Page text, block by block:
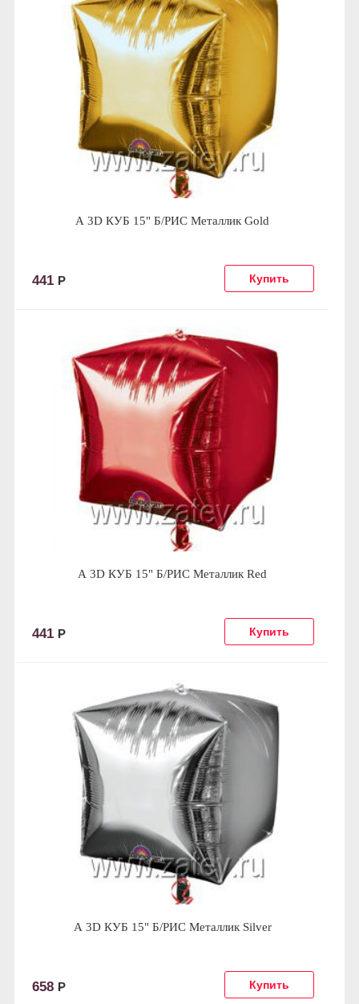
А 3D КУБ 15" Б/РИС Металлик Gold
441 Р
А 3D КУБ 15" Б/РИС Металлик Red
441 Р
А 3D КУБ 15" Б/РИС Металлик Silver
658 Р